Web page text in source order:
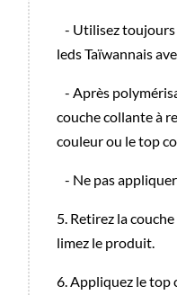
- Utilisez toujours
leds Taïwannais
- Après
couche collante à
couleur ou le top
- Ne pas
5. Retirez la
limez le produit.
6. Appliquez le top